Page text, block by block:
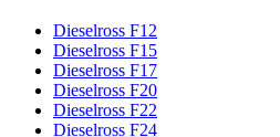
Dieselross F12
Dieselross F15
Dieselross F17
Dieselross F20
Dieselross F22
Dieselross F24